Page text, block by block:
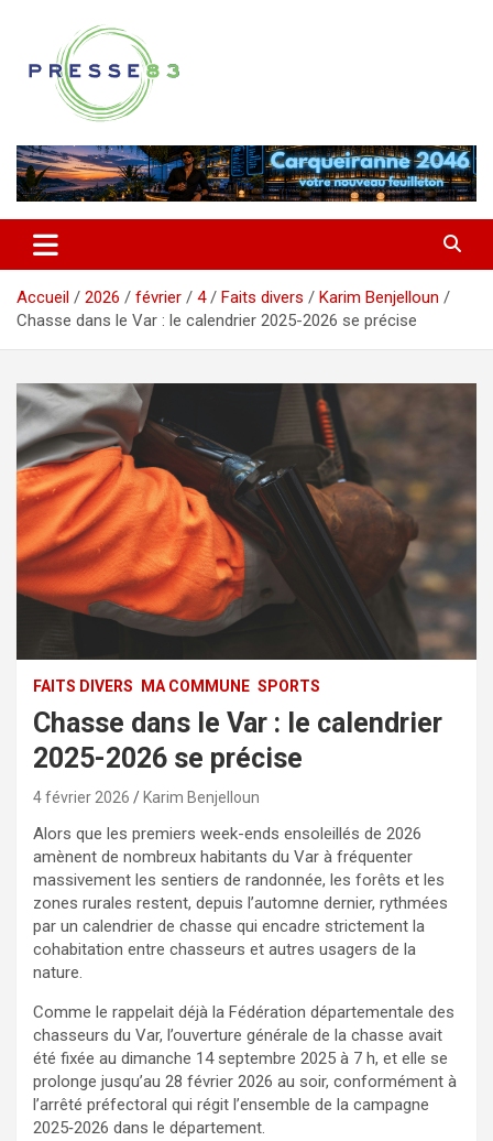
contenu
Presse 83
Accueil 2026 février 4 Faits divers
Karim Benjelloun
Chasse dans le Var : le calendrier 2025-2026 se précise
FAITS DIVERS MA COMMUNE SPORTS
Chasse dans le Var : le calendrier
2025-2026 se précise
4 février 2026 Karim Benjelloun
Alors que les premiers week-ends ensoleillés de 2026
amènent de nombreux habitants du Var à fréquenter
massivement les sentiers de randonnée, les forêts et les
zones rurales restent, depuis l’automne dernier, rythmées
par un calendrier de chasse qui encadre strictement la
cohabitation entre chasseurs et autres usagers de la
nature.
Comme le rappelait déjà la Fédération départementale des
chasseurs du Var, l’ouverture générale de la chasse avait
été fixée au dimanche 14 septembre 2025 à 7 h, et elle se
prolonge jusqu’au 28 février 2026 au soir, conformément à
l’arrêté préfectoral qui régit l’ensemble de la campagne
2025‑2026 dans le département.